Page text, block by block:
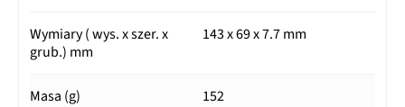
Wymiary ( wys. x szer. x
grub.) mm
143 x 69 x 7.7 mm
Masa (g) 152